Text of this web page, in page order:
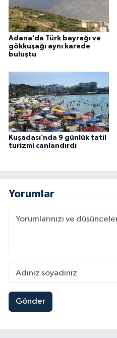
Adana’da Türk bayrağı ve
gökkuşağı aynı karede
buluştu
Kuşadası’nda 9 günlük tatil
turizmi canlandırdı
Yorumlar
Gönder